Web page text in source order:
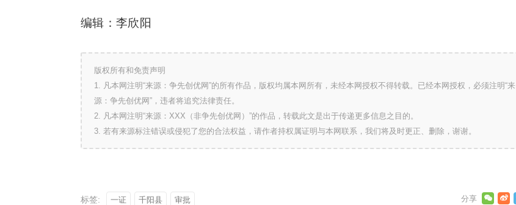
编辑：李欣阳
版权所有和免责声明
1. 凡本网注明“来源：争先创优网”的所有作品，版权均属本网所有，未经本网授权不得转载。已经本网授权，必须注明“来
源：争先创优网”，违者将追究法律责任。
2. 凡本网注明“来源：XXX（非争先创优网）”的作品，转载此文是出于传递更多信息之目的。
3. 若有来源标注错误或侵犯了您的合法权益，请作者持权属证明与本网联系，我们将及时更正、删除，谢谢。
标签: 一证 千阳县 审批